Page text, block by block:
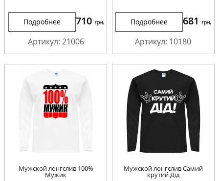
Подробнее 710 грн.
Артикул: 21006
Подробнее 681 грн.
Артикул: 10180
Мужской лонгслив 100%
Мужик
Мужской лонгслив Самий
крутий Дід